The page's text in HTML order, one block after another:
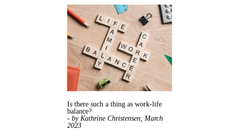
Is there such a thing as work-life
balance?
- by Kathrine Christensen, March
2023